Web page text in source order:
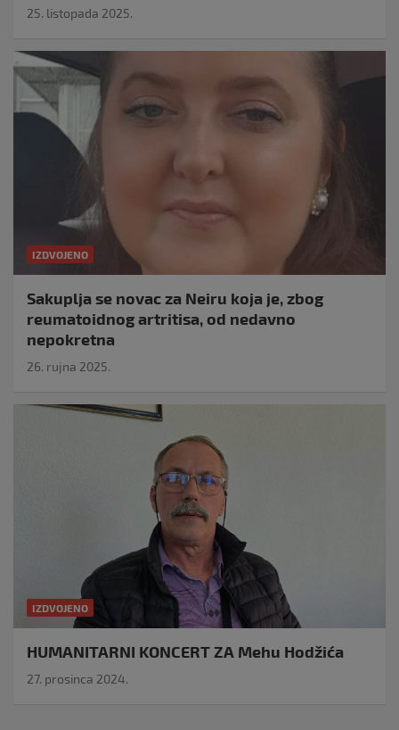
25. listopada 2025.
IZDVOJENO
Sakuplja se novac za Neiru koja je, zbog
reumatoidnog artritisa, od nedavno
nepokretna
26. rujna 2025.
IZDVOJENO
HUMANITARNI KONCERT ZA Mehu Hodžića
27. prosinca 2024.